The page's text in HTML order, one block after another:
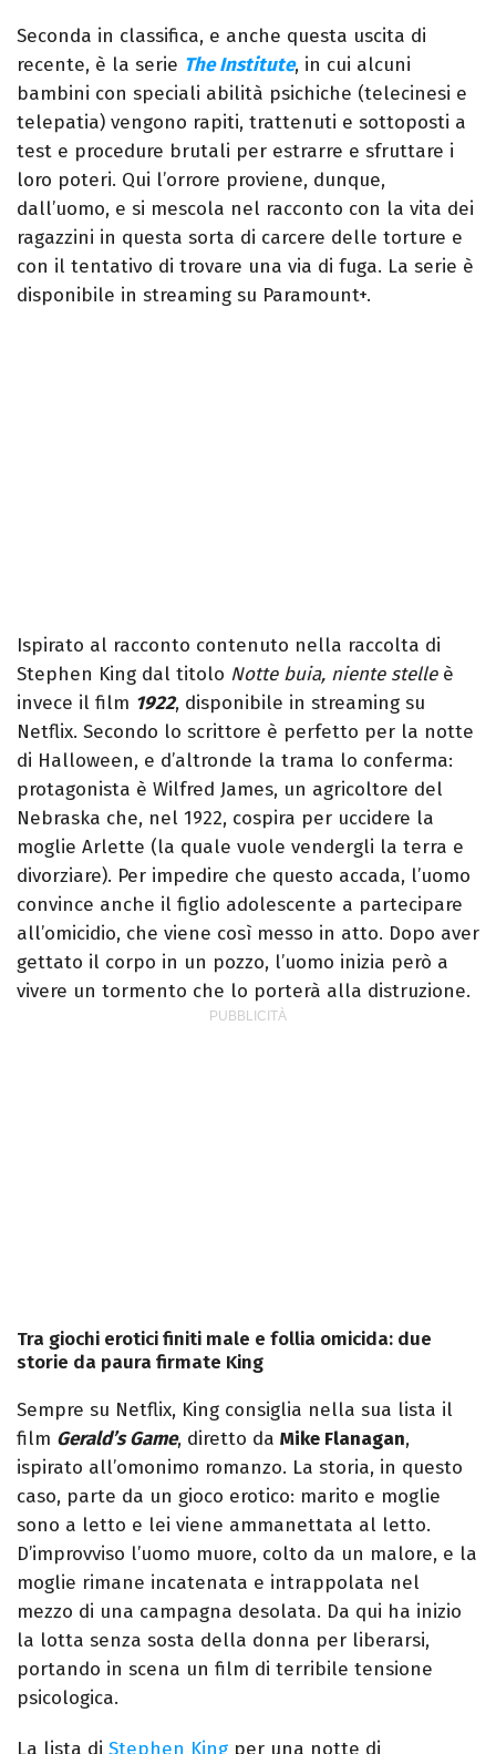
Seconda in classifica, e anche questa uscita di
recente, è la serie The Institute, in cui alcuni
bambini con speciali abilità psichiche (telecinesi e
telepatia) vengono rapiti, trattenuti e sottoposti a
test e procedure brutali per estrarre e sfruttare i
loro poteri. Qui l’orrore proviene, dunque,
dall’uomo, e si mescola nel racconto con la vita dei
ragazzini in questa sorta di carcere delle torture e
con il tentativo di trovare una via di fuga. La serie è
disponibile in streaming su Paramount+.
Ispirato al racconto contenuto nella raccolta di
Stephen King dal titolo Notte buia, niente stelleè
invece il film 1922, disponibile in streaming su
Netflix. Secondo lo scrittore è perfetto per la notte
di Halloween, e d’altronde la trama lo conferma:
protagonista è Wilfred James, un agricoltore del
Nebraska che, nel 1922, cospira per uccidere la
moglie Arlette (la quale vuole vendergli la terra e
divorziare). Per impedire che questo accada, l’uomo
convince anche il figlio adolescente a partecipare
all’omicidio, che viene così messo in atto. Dopo aver
gettato il corpo in un pozzo, l’uomo inizia però a
vivere un tormento che lo porterà alla distruzione.
Tra giochi erotici finiti male e follia omicida: due
storie da paura firmate King
Sempre su Netflix, King consiglia nella sua lista il
film Gerald’s Game, diretto da Mike Flanagan,
ispirato all’omonimo romanzo. La storia, in questo
caso, parte da un gioco erotico: marito e moglie
sono a letto e lei viene ammanettata al letto.
D’improvviso l’uomo muore, colto da un malore, e la
moglie rimane incatenata e intrappolata nel
mezzo di una campagna desolata. Da qui ha inizio
la lotta senza sosta della donna per liberarsi,
portando in scena un film di terribile tensione
psicologica.
La lista di Stephen King per una notte di